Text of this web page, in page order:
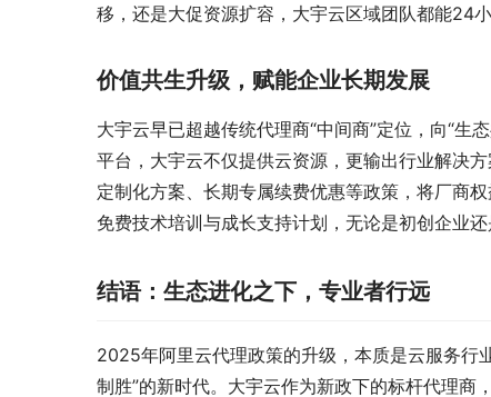
移，还是大促资源扩容，大宇云区域团队都能24
价值共生升级，赋能企业长期发展
大宇云早已超越传统代理商“中间商”定位，向“生
平台，大宇云不仅提供云资源，更输出行业解决
定制化方案、长期专属续费优惠等政策，将厂商
免费技术培训与成长支持计划，无论是初创企业
结语：生态进化之下，专业者行远
2025年阿里云代理政策的升级，本质是云服务行
制胜”的新时代。大宇云作为新政下的标杆代理